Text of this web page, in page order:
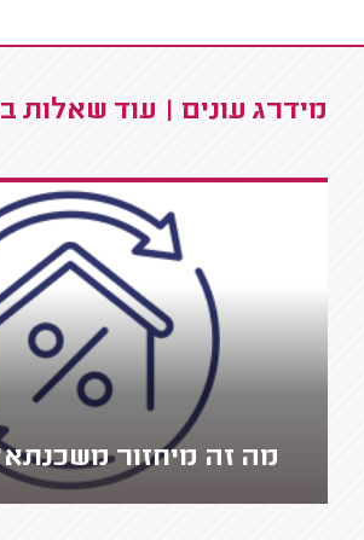
מידרג עונים | עוד שאלות
מה זה מיחזור